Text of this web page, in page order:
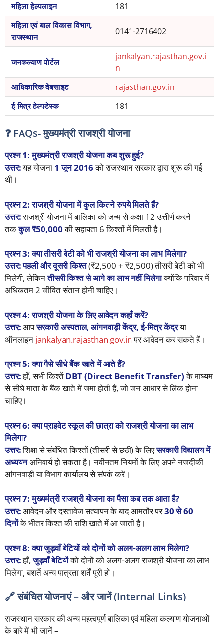
महिला हेल्पलाइन
181
महिला एवं बाल विकास विभाग,
राजस्थान
0141-2716402
जनकल्याण पोर्टल
jankalyan.rajasthan.gov.i
n
आधिकारिक वेबसाइट
rajasthan.gov.in
ई-मित्र हेल्पडेस्क
181
❓ FAQs- मुख्यमंत्री राजश्री योजना
प्रश्न 1: मुख्यमंत्री राजश्री योजना कब शुरू हुई?
उत्तर:यह योजना 1 जून 2016को राजस्थान सरकार द्वारा शुरू की गई
थी।
प्रश्न 2: राजश्री योजना में कुल कितने रुपये मिलते हैं?
उत्तर:राजश्री योजना में बालिका को जन्म से कक्षा 12 उत्तीर्ण करने
तककुल ₹50,000की सहायता 6 किश्तों में मिलती है।
प्रश्न 3: क्या तीसरी बेटी को भी राजश्री योजना का लाभ मिलेगा?
उत्तर: पहली और दूसरी किश्त(₹2,500 + ₹2,500) तीसरी बेटी को भी
मिलेगी, लेकिनतीसरी किश्त से आगे का लाभ नहीं मिलेगाक्योंकि परिवार में
अधिकतम 2 जीवित संतान होनी चाहिए।
प्रश्न 4: राजश्री योजना के लिए आवेदन कहाँ करें?
उत्तर: आपसरकारी अस्पताल, आंगनवाड़ी केंद्र, ई-मित्र केंद्रया
ऑनलाइन jankalyan.rajasthan.gov.inपर आवेदन कर सकते हैं।
प्रश्न 5: क्या पैसे सीधे बैंक खाते में आते हैं?
उत्तर:हाँ, सभी किश्तें DBT (Direct Benefit Transfer)के माध्यम
से सीधे माता के बैंक खाते में जमा होती हैं, जो जन आधार से लिंक होना
चाहिए।
प्रश्न 6: क्या प्राइवेट स्कूल की छात्रा को राजश्री योजना का लाभ
मिलेगा?
उत्तर:शिक्षा से संबंधित किश्तों (तीसरी से छठी) के लिएसरकारी विद्यालय में
अध्ययनअनिवार्य हो सकता है। नवीनतम नियमों के लिए अपने नजदीकी
आंगनवाड़ी या विभाग कार्यालय से संपर्क करें।
प्रश्न 7: मुख्यमंत्री राजश्री योजना का पैसा कब तक आता है?
उत्तर: आवेदन और दस्तावेज सत्यापन के बाद आमतौर पर30 से 60
दिनोंके भीतर किश्त की राशि खाते में आ जाती है।
प्रश्न 8: क्या जुड़वाँ बेटियों को दोनों को अलग-अलग लाभ मिलेगा?
उत्तर:हाँ,जुड़वाँ बेटियोंको दोनों को अलग-अलग राजश्री योजना का लाभ
मिलेगा, बशर्ते अन्य पात्रता शर्तें पूरी हों।
🔗 संबंधित योजनाएं – और जानें (Internal Links)
राजस्थान सरकार की अन्य महत्वपूर्ण बालिका एवं महिला कल्याण योजनाओं
के बारे में भी जानें –